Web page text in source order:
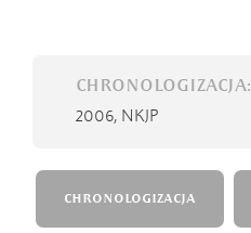
CHRONOLOGIZACJA:
2006, NKJP
CHRONOLOGIZACJA